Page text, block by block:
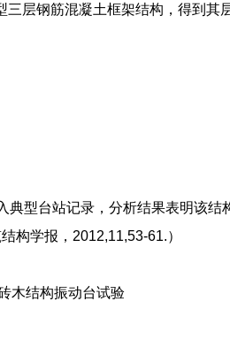
层钢筋混凝土框架结构，得到其
型台站记录，分析结果表明该结
构学报，2012,11,53-61.）
木结构振动台试验